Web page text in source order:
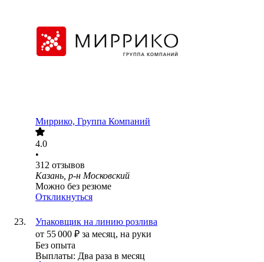
Миррико, Группа Компаний
4.0
•
312 отзывов
Казань, р-н Московский
Можно без резюме
Откликнуться
Упаковщик на линию розлива
от 55 000 ₽ за месяц, на руки
Без опыта
Выплаты: Два раза в месяц